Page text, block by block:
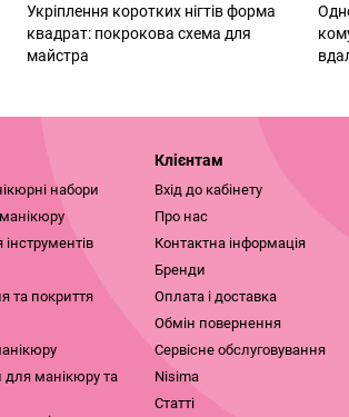
Укріплення коротких нігтів форма
квадрат: покрокова схема для
майстра
набори
інструментів
та покриття
для манікюру та
Клієнтам
Вхід до кабінету
Про нас
Контактна інформація
Бренди
Оплата і доставка
Обмін повернення
Сервісне обслуговування
Nisima
Статті